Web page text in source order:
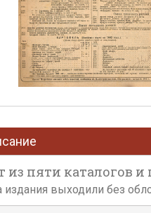
из пяти каталогов и
выходили без